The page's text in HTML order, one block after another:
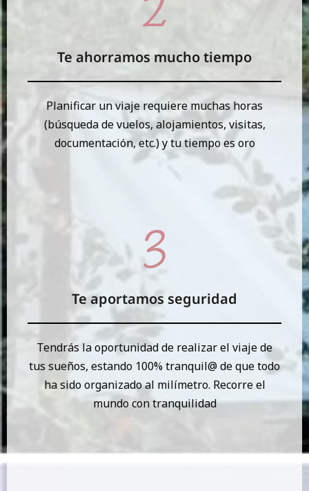
Te ahorramos mucho tiempo
Planificar un viaje requiere muchas horas
(búsqueda de vuelos, alojamientos, visitas,
documentación, etc.) y tu tiempo es oro
Te aportamos seguridad
Tendrás la oportunidad de realizar el viaje de
tus sueños, estando 100% tranquil@ de que todo
ha sido organizado al milímetro. Recorre el
mundo con tranquilidad